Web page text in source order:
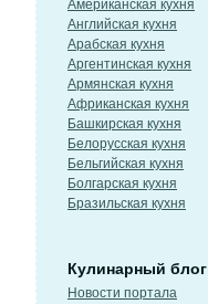
Американская кухня
Английская кухня
Арабская кухня
Аргентинская кухня
Армянская кухня
Африканская кухня
Башкирская кухня
Белорусская кухня
Бельгийская кухня
Болгарская кухня
Бразильская кухня
Кулинарный блог
Новости портала